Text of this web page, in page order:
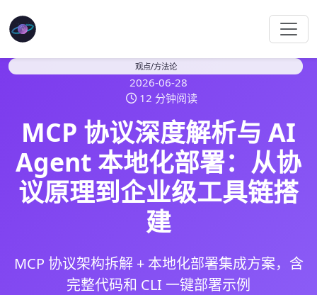
观点/方法论
2026-06-28
12 分钟阅读
MCP 协议深度解析与 AI
Agent 本地化部署：从协
议原理到企业级工具链搭
建
MCP 协议架构拆解 + 本地化部署集成方案，含
完整代码和 CLI 一键部署示例